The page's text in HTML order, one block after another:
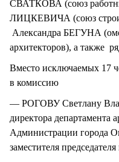
СВАТКОВА (союз
ЛИЦКЕВИЧА (союз
Александра БЕГУНА
архитекторов), а также
Вместо исключаемых 17
в комиссию
— РОГОВУ Светлану
директора департамента
Администрации города
заместителя